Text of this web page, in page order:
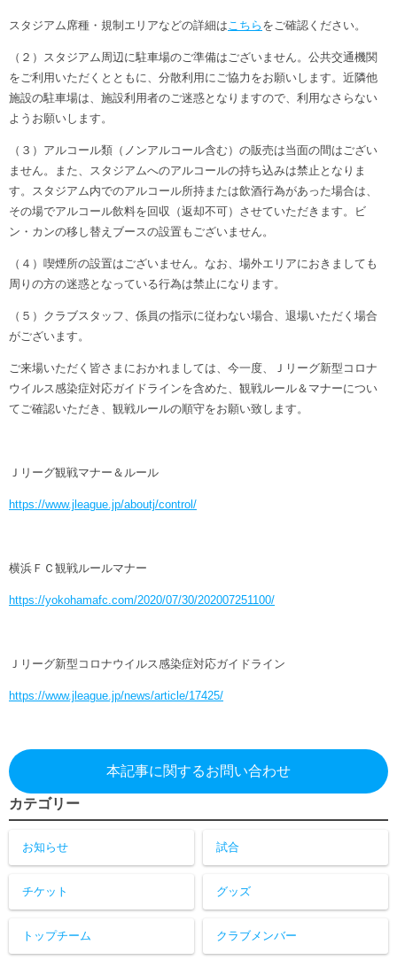
スタジアム席種・規制エリアなどの詳細は こちら をご確認ください。
（２）スタジアム周辺に駐車場のご準備はございません。公共交通機関
をご利用いただくとともに、分散利用にご協力をお願いします。近隣他
施設の駐車場は、施設利用者のご迷惑となりますので、利用なさらない
ようお願いします。
（３）アルコール類（ノンアルコール含む）の販売は当面の間はござい
ません。また、スタジアムへのアルコールの持ち込みは禁止となりま
す。スタジアム内でのアルコール所持または飲酒行為があった場合は、
その場でアルコール飲料を回収（返却不可）させていただきます。ビ
ン・カンの移し替えブースの設置もございません。
（４）喫煙所の設置はございません。なお、場外エリアにおきましても
周りの方の迷惑となっている行為は禁止になります。
（５）クラブスタッフ、係員の指示に従わない場合、退場いただく場合
がございます。
ご来場いただく皆さまにおかれましては、今一度、Ｊリーグ新型コロナ
ウイルス感染症対応ガイドラインを含めた、観戦ルール＆マナーについ
てご確認いただき、観戦ルールの順守をお願い致します。
Ｊリーグ観戦マナー＆ルール
https://www.jleague.jp/aboutj/control/
横浜ＦＣ観戦ルールマナー
https://yokohamafc.com/2020/07/30/202007251100/
Ｊリーグ新型コロナウイルス感染症対応ガイドライン
https://www.jleague.jp/news/article/17425/
本記事に関するお問い合わせ
カテゴリー
お知らせ 試合
チケット グッズ
トップチーム クラブメンバー